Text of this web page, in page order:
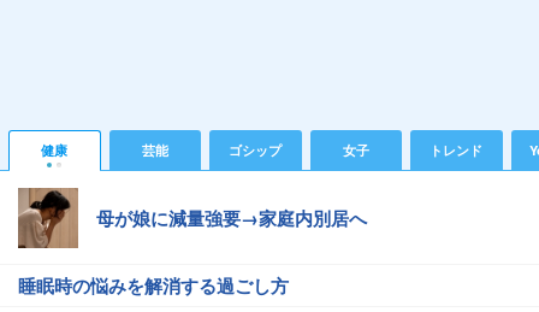
健康 芸能 ゴシップ 女子 トレンド
母が娘に減量強要→家庭内別居へ
睡眠時の悩みを解消する過ごし方